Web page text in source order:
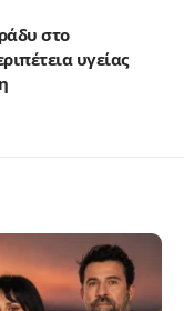
στο
υγείας